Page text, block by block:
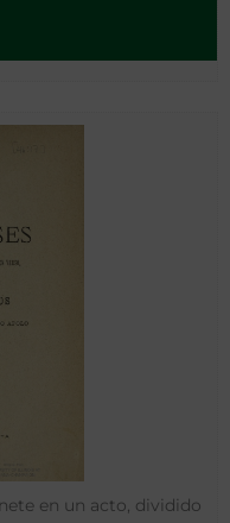
en un acto, dividido